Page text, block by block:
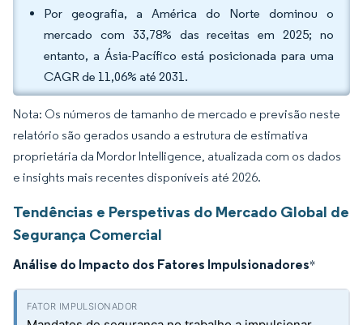
Por geografia, a América do Norte dominou o
mercado com 33,78% das receitas em 2025; no
entanto, a Ásia-Pacífico está posicionada para uma
CAGR de 11,06% até 2031.
Nota: Os números de tamanho de mercado e previsão neste
relatório são gerados usando a estrutura de estimativa
proprietária da Mordor Intelligence, atualizada com os dados
e insights mais recentes disponíveis até 2026.
Tendências e Perspetivas do Mercado Global de
Segurança Comercial
Análise do Impacto dos Fatores Impulsionadores*